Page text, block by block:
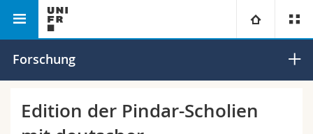
Universität
Philosophische
Fakultät
Departement für Klassische
Forschung
Edition der Pindar-Scholien